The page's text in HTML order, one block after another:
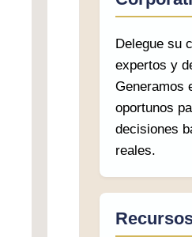
Delegue su
expertos y
Generamos
oportunos
decisiones
reales.